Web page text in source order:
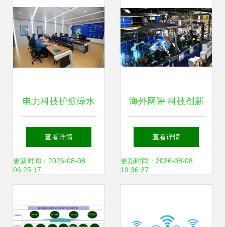
电力科技护航绿水
青山 国网滨州供电
公司研发环保监控
保护
查看详情
更新时间：2026-08-08
06:25:17
海外网评 科技创新
热度不减，自立自
强力度彰显——网
查看详情
更新时间：2026-08-08
19:36:27